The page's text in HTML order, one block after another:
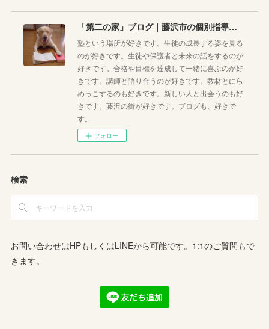
「第二の家」ブログ｜藤沢市の個別指導塾のお話
塾という場所が好きです。生徒の成長する姿を見る
のが好きです。生徒や保護者と未来の話をするのが
好きです。合格や目標を達成して一緒に喜ぶのが好
きです。講師と語り合うのが好きです。教材とにら
めっこするのも好きです。新しい人と出会うのも好
きです。藤沢の街が好きです。ブログも、好きで
す。
フォロー
検索
お問い合わせはHPもしくはLINEから可能です。1:1のご質問もで
きます。